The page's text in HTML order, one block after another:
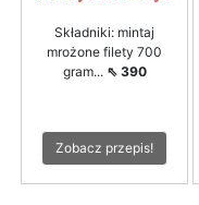
Składniki: mintaj
mrożone filety 700
gram... ⇖ 390
Zobacz przepis!